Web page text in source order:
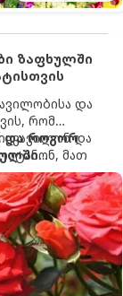
ზაფხულში
და
რომ
და
მათ
მცენარის
სასუქები
და როგორ